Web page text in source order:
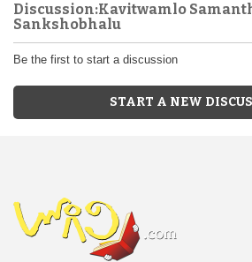
Discussion:Kavitwamlo
Sankshobhalu
Be the first to start a discussion
START A NEW